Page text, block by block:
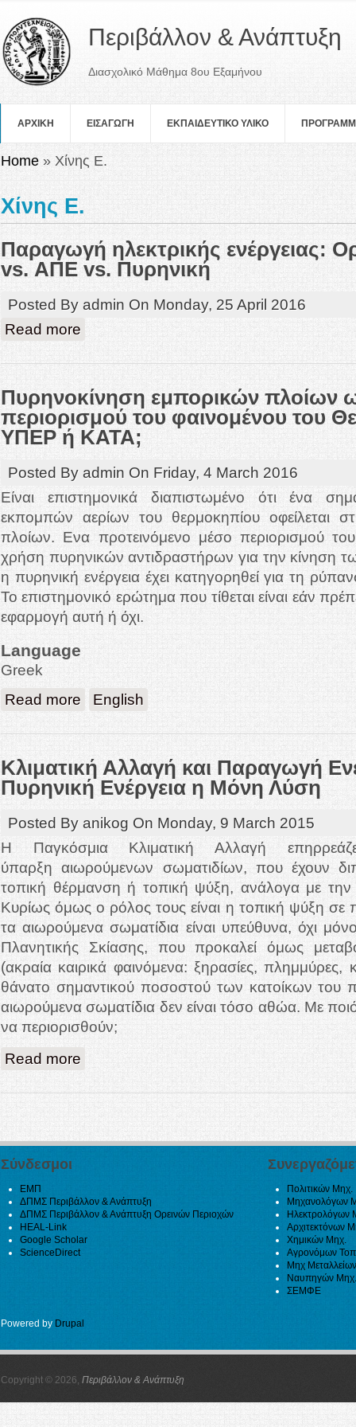
Περιβάλλον & Ανάπτυξη
Διασχολικό Μάθημα 8ου Εξαμήνου
ΑΡΧΙΚΗ ΕΙΣΑΓΩΓΗ ΕΚΠΑΙΔΕΥΤΙΚΟ ΥΛΙΚΟ
You are here
Home » Χίνης Ε.
Χίνης Ε.
Παραγωγή ηλεκτρικής ενέργειας:
vs. ΑΠΕ vs. Πυρηνική
Posted By admin On Monday, 25 April 2016
Read more
Πυρηνοκίνηση εμπορικών πλοίων
περιορισμού του φαινομένου του
ΥΠΕΡ ή ΚΑΤΑ;
Posted By admin On Friday, 4 March 2016
Είναι επιστημονικά διαπιστωμένο ότι ένα
εκπομπών αερίων του θερμοκηπίου οφείλεται
πλοίων. Ενα προτεινόμενο μέσο περιορισμού
χρήση πυρηνικών αντιδραστήρων για την κίνηση
η πυρηνική ενέργεια έχει κατηγορηθεί για τη
Το επιστημονικό ερώτημα που τίθεται είναι εάν
εφαρμογή αυτή ή όχι.
Language
Greek
Read more about Πυρηνοκίνηση εμπορικών πλοίων ως μέσο
English
Κλιματική Αλλαγή και Παραγωγή
Πυρηνική Ενέργεια η Μόνη Λύση
Posted By anikog On Monday, 9 March 2015
Η Παγκόσμια Κλιματική Αλλαγή
ύπαρξη αιωρούμενων σωματιδίων, που έχουν
τοπική θέρμανση ή τοπική ψύξη, ανάλογα με την
Κυρίως όμως ο ρόλος τους είναι η τοπική ψύξη σε
τα αιωρούμενα σωματίδια είναι υπεύθυνα, όχι
Πλανητικής Σκίασης, που προκαλεί όμως
(ακραία καιρικά φαινόμενα: ξηρασίες, πλημμύρες,
θάνατο σημαντικού ποσοστού των κατοίκων του
αιωρούμενα σωματίδια δεν είναι τόσο αθώα. Με
να περιορισθούν;
Read more about Κλιματική Αλλαγή και Παραγωγή Ενέργειας: Είναι η
Σύνδεσμοι
ΕΜΠ
ΔΠΜΣ Περιβάλλον & Ανάπτυξη
ΔΠΜΣ Περιβάλλον & Ανάπτυξη Ορεινών Περιοχών
HEAL-Link
Google Scholar
ScienceDirect
Πολιτικών Μηχ.
Μηχανολόγων
Ηλεκτρολόγων
Αρχιτεκτόνων
Χημικών Μηχ.
Αγρονόμων
Μηχ
Ναυπηγών Μηχ.
ΣΕΜΦΕ
Powered by Drupal
Copyright © 2026, Περιβάλλον & Ανάπτυξη